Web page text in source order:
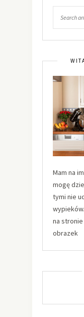
Mam na
mogę
tymi nie
na
obrazek